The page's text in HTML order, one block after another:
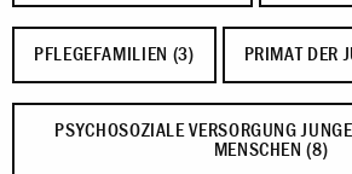
PFLEGEFAMILIEN (3) PRIMAT DER
PSYCHOSOZIALE VERSORGUNG
MENSCHEN (8)